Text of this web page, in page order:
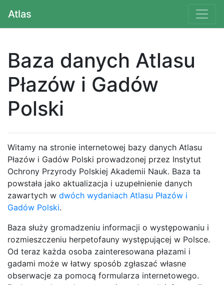
Atlas
Baza danych Atlasu
Płazów i Gadów
Polski
Witamy na stronie internetowej bazy danych Atlasu
Płazów i Gadów Polski prowadzonej przez Instytut
Ochrony Przyrody Polskiej Akademii Nauk. Baza ta
powstała jako aktualizacja i uzupełnienie danych
zawartych w dwóch wydaniach Atlasu Płazów i
Gadów Polski.
Baza służy gromadzeniu informacji o występowaniu i
rozmieszczeniu herpetofauny występującej w Polsce.
Od teraz każda osoba zainteresowana płazami i
gadami może w łatwy sposób zgłaszać własne
obserwacje za pomocą formularza internetowego.